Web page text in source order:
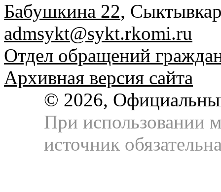
Бабушкина 22,
admsykt@sykt.rkomi.ru
Отдел обращений
Архивная версия сайта
© 2026,
При использовании
источник